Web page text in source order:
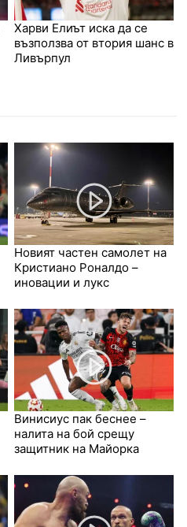
Харви Елиът иска да се
възползва от втория шанс в
Ливърпул
Новият частен самолет на
Кристиано Роналдо –
иновации и лукс
Винисиус пак беснее –
налита на бой срещу
защитник на Майорка